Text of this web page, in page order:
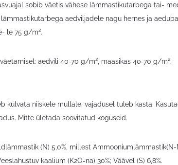
sobib väetis vähese lämmastikutarbega tai-
lämmastikutarbega aedviljadele nagu hernes ja
le 75 g/m².
aedvili 40-70 g/m², maasikas 40-70 g/m².
külvata niiskele mullale, vajadusel tuleb kasta.
Mitte ületada soovitatud koguseid.
(N) 5,0%, millest
kaalium (K2O-na) 30%; Väävel (S) 6,8%.